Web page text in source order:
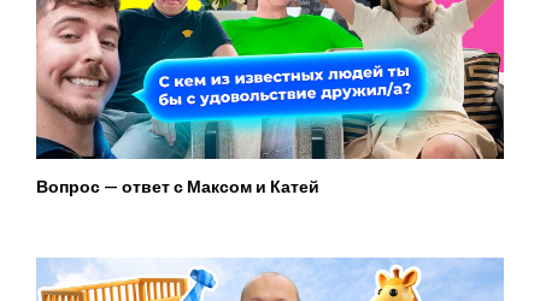
Вопрос — ответ с Максом и Катей